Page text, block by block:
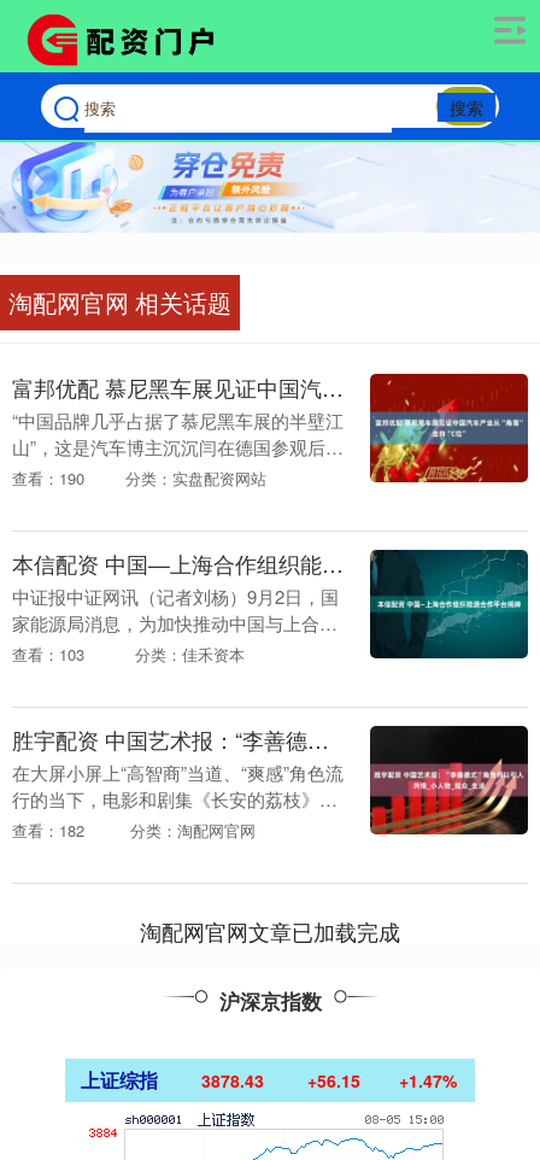
搜索
淘配网官网 相关话题
富邦优配 慕尼黑车展见证中国汽车产业从“角落”走向“C位”
“中国品牌几乎占据了慕尼黑车展的半壁江
山”，这是汽车博主沉沉闫在德国参观后的
最大感慨。他告诉界面新闻，展馆内中国
中国新能源汽....
查看：190 分类：实盘配资网站
本信配资 中国—上海合作组织能源合作平台揭牌
中证报中证网讯（记者刘杨）9月2日，国
家能源局消息，为加快推动中国与上合组
织能源领域交流合作，国家能源局今日举
仪式。国家能源....
查看：103 分类：佳禾资本
胜宇配资 中国艺术报：“李善德式”角色何以引人共情_小人物_观众_生活
在大屏小屏上“高智商”当道、“爽感”角色流
行的当下，电影和剧集《长安的荔枝》中
的主人公李善德，反其道而行之，令人眼
物，何以引起....
查看：182 分类：淘配网官网
淘配网官网文章已加载完成
沪深京指数
上证综指 3878.43 +56.15 +1.47%